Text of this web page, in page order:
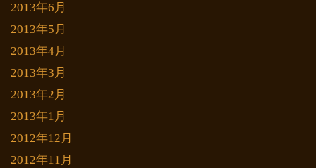
2013年6月
2013年5月
2013年4月
2013年3月
2013年2月
2013年1月
2012年12月
2012年11月